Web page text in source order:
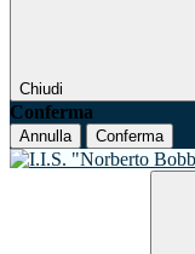
Chiudi
Conferma
Annulla Conferma